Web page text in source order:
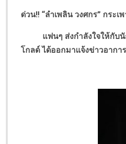
ด่วน!! “ลำเพลิน วงศกร” กระ
แฟนๆ ส่งกำลังใจให้กับนักร้
โกลด์ ได้ออกมาแจ้งข่าวอากา